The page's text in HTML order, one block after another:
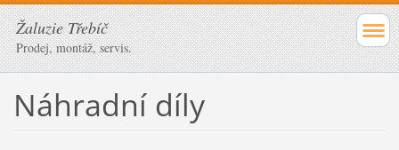
Žaluzie Třebíč
Prodej, montáž, servis.
Náhradní díly